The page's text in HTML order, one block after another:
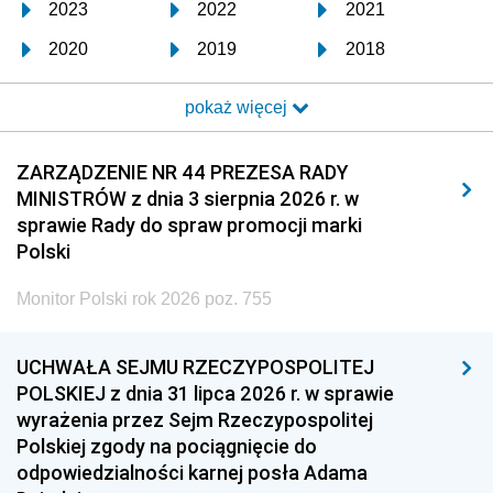
2023 2022 2021
2020 2019 2018
2017 2016 2015
2014 2013 2012
2011 2010 2009
2008 2007 2006
2005
1996 1995 1994
1993 1992 1991
1990 1989
1987 1986 1985
pokaż więcej
ZARZĄDZENIE NR 44 PREZESA RADY
MINISTRÓW z dnia 3 sierpnia 2026 r. w
sprawie Rady do spraw promocji marki
Polski
Monitor Polski rok 2026 poz. 755
UCHWAŁA SEJMU RZECZYPOSPOLITEJ
POLSKIEJ z dnia 31 lipca 2026 r. w sprawie
wyrażenia przez Sejm Rzeczypospolitej
Polskiej zgody na pociągnięcie do
odpowiedzialności karnej posła Adama